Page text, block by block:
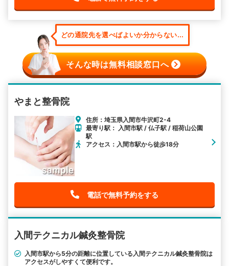
どの通院先を選べばよいか分からない...
そんな時は無料相談窓口へ
やまと整骨院
住所：埼玉県入間市牛沢町2-4
最寄り駅： 入間市駅 / 仏子駅 / 稲荷山公園
駅
アクセス：入間市駅から徒歩18分
電話で無料予約をする
入間テクニカル鍼灸整骨院
入間市駅から5分の距離に位置している入間テクニカル鍼灸整骨院は
アクセスがしやすくて便利です。